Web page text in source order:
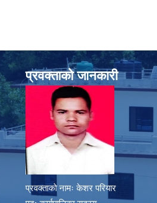
प्रवक्ताको जानकारी
प्रवक्ताको नामः केशर परियार